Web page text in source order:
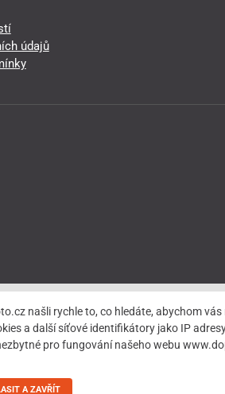
údajů
našli rychle to, co hledáte, abychom
a další síťové identifikátory jako IP
pro fungování našeho webu
A ZAVŘÍT